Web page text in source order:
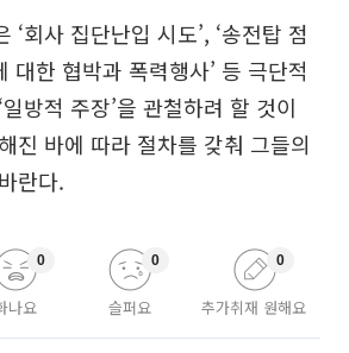
‘회사 집단난입 시도’, ‘송전탑 점
대한 협박과 폭력행사’ 등 극단적
방적 주장’을 관철하려 할 것이
진 바에 따라 절차를 갖춰 그들의
란다.
나요
0
슬퍼요
0
추가취재 원해요
0